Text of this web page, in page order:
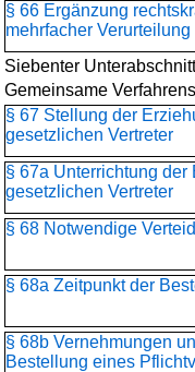
§ 66 Ergänzung
mehrfacher Verurteilung
Siebenter Unterabschnitt
Gemeinsame
§ 67 Stellung der
gesetzlichen Vertreter
§ 67a Unterrichtung
gesetzlichen Vertreter
§ 68 Notwendige
§ 68a Zeitpunkt der
§ 68b Vernehmungen
Bestellung eines